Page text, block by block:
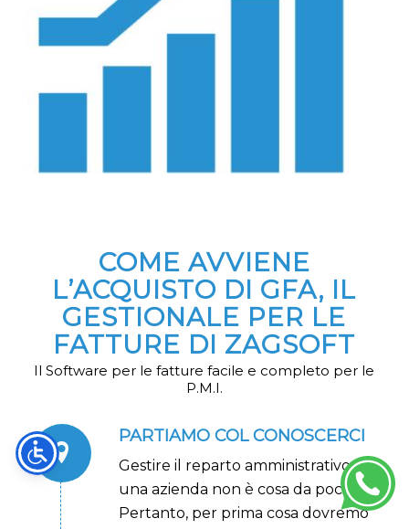
COME AVVIENE
L’ACQUISTO DI GFA, IL
GESTIONALE PER LE
FATTURE DI ZAGSOFT
Il Software per le fatture facile e completo per le
P.M.I.
PARTIAMO COL CONOSCERCI
Gestire il reparto amministrativo di
una azienda non è cosa da poco.
Pertanto, per prima cosa dovremo